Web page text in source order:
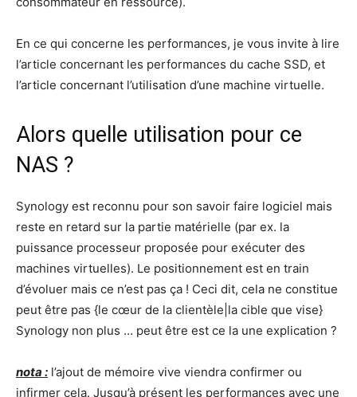
En ce qui concerne les performances, je vous invite à lire
l’article concernant les performances du cache SSD, et
l’article concernant l’utilisation d’une machine virtuelle.
Alors quelle utilisation pour ce
NAS ?
Synology est reconnu pour son savoir faire logiciel mais
reste en retard sur la partie matérielle (par ex. la
puissance processeur proposée pour exécuter des
machines virtuelles). Le positionnement est en train
d’évoluer mais ce n’est pas ça ! Ceci dit, cela ne constitue
peut être pas {le cœur de la clientèle|la cible que vise}
Synology non plus … peut être est ce la une explication ?
nota : l’ajout de mémoire vive viendra confirmer ou
infirmer cela. Jusqu’à présent les performances avec une